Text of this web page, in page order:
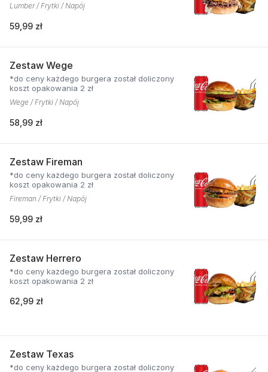
Lumber / Frytki / Napój
59,99 zł
Zestaw Wege
*do ceny każdego burgera został doliczony
koszt opakowania 2 zł
Wege / Frytki / Napój
58,99 zł
Zestaw Fireman
*do ceny każdego burgera został doliczony
koszt opakowania 2 zł
Fireman / Frytki / Napój
59,99 zł
Zestaw Herrero
*do ceny każdego burgera został doliczony
koszt opakowania 2 zł
62,99 zł
Zestaw Texas
*do ceny każdego burgera został doliczony